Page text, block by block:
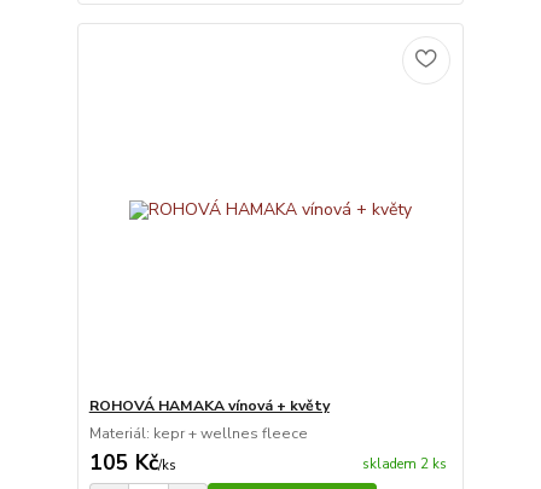
ROHOVÁ HAMAKA vínová + květy
Materiál: kepr + wellnes fleece
105 Kč/ks skladem 2 ks